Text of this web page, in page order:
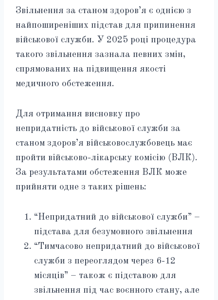
Звільнення за станом здоров’я є однією з
найпоширеніших підстав для припинення
військової служби. У 2025 році процедура
такого звільнення зазнала певних змін,
спрямованих на підвищення якості
медичного обстеження.
Для отримання висновку про
непридатність до військової служби за
станом здоров’я військовослужбовець має
пройти військово-лікарську комісію (ВЛК).
За результатами обстеження ВЛК може
прийняти одне з таких рішень:
“Непридатний до військової служби” –
підстава для безумовного звільнення
“Тимчасово непридатний до військової
служби з переоглядом через 6-12
місяців” – також є підставою для
звільнення під час воєнного стану, але